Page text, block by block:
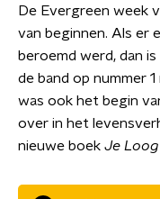
De Evergreen week
van beginnen. Als er
beroemd werd, dan
de band op nummer 1
was ook het begin
over in het
nieuwe boek Je